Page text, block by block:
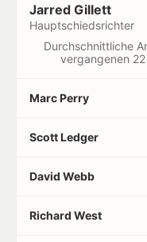
Jarred Gillett
Hauptschiedsrichter
Durchschnittliche
vergangenen
Marc Perry
Scott Ledger
David Webb
Richard West